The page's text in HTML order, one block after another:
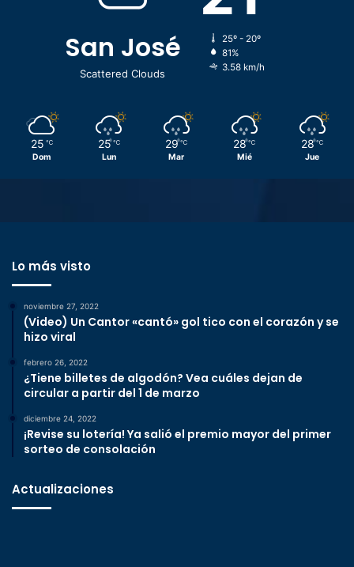
San José
Scattered Clouds
25º - 20º
81%
3.58 km/h
25 ℃
Dom
25 ℃
Lun
29 ℃
Mar
28 ℃
Mié
28 ℃
Jue
Lo más visto
noviembre 27, 2022
(Video) Un Cantor «cantó» gol tico con el corazón y se
hizo viral
febrero 26, 2022
¿Tiene billetes de algodón? Vea cuáles dejan de
circular a partir del 1 de marzo
diciembre 24, 2022
¡Revise su lotería! Ya salió el premio mayor del primer
sorteo de consolación
Actualizaciones